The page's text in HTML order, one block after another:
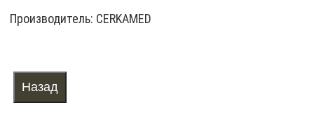
Производитель: CERKAMED